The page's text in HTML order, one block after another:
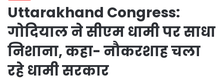
Uttarakhand Congress:
गोदियाल ने सीएम धामी पर साधा
निशाना, कहा- नौकरशाह चला
रहे धामी सरकार